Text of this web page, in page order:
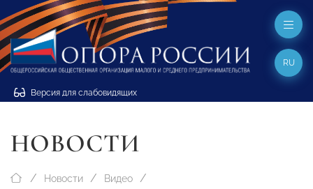
Версия для слабовидящих
RU
НОВОСТИ
Новости Видео